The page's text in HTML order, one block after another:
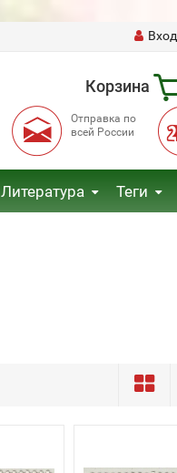
Вход
Корзина
Отправка по
всей России
Литература Теги